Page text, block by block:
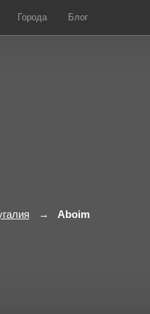
Города Блог
Aboim